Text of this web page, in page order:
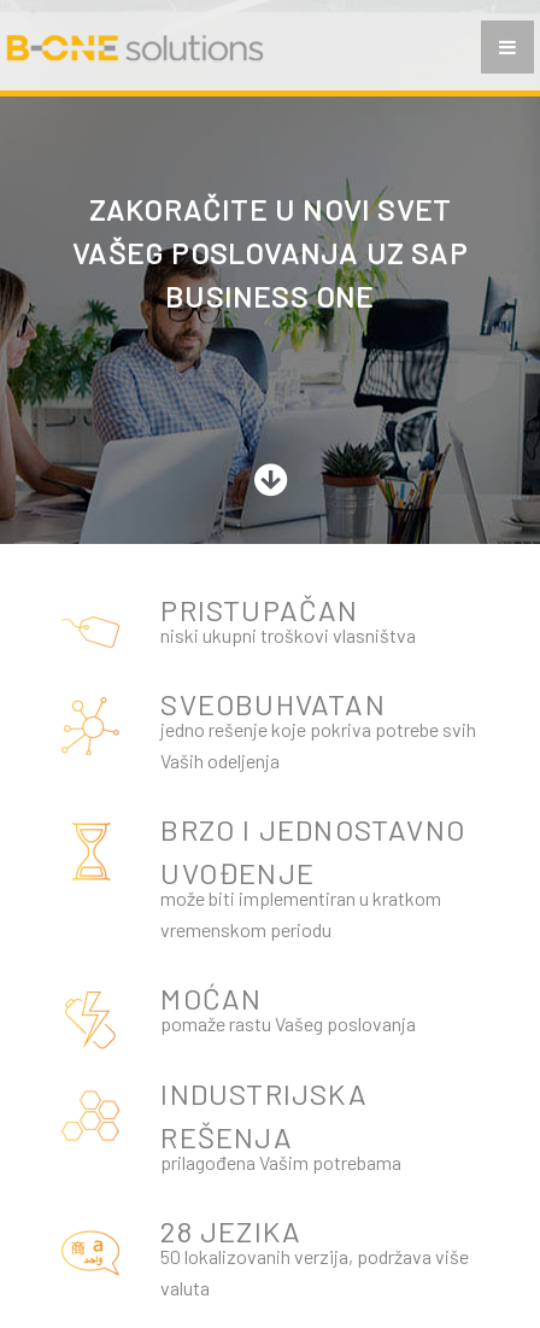
ZAKORAČITE U NOVI SVET
VAŠEG POSLOVANJA UZ SAP
BUSINESS ONE
PRISTUPAČAN
niski ukupni troškovi vlasništva
SVEOBUHVATAN
jedno rešenje koje pokriva potrebe svih
Vaših odeljenja
BRZO I JEDNOSTAVNO
UVOĐENJE
može biti implementiran u kratkom
vremenskom periodu
MOĆAN
pomaže rastu Vašeg poslovanja
INDUSTRIJSKA
REŠENJA
prilagođena Vašim potrebama
28 JEZIKA
50 lokalizovanih verzija, podržava više
valuta
POSLOVNA INTELIGENCIJA
KONTAKT
SR
BS
MAK
ENG